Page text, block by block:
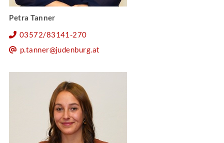
Petra Tanner
03572/83141-270
p.tanner@judenburg.at